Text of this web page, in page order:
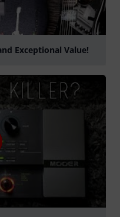
Exceptional Value!